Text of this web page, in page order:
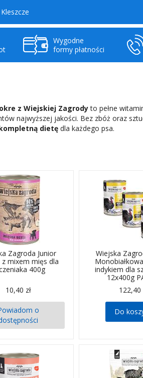
Wygodne
formy płatności
z Wiejskiej Zagrodyto pełne
najwyższej jakości. Bez zbóż oraz
dietę dla każdego psa.
Zagroda Junior
z mixem mięs dla
400g
10,40 zł
o
Wiejska
indykiem dla
12x400g
122,40
Do